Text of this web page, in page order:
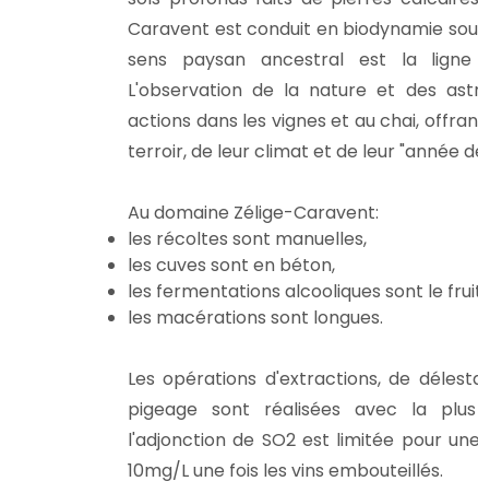
Caravent est conduit en biodynamie
sens paysan ancestral est la
L'observation de la nature et des
actions dans les vignes et au chai,
terroir, de leur climat et de leur "année
Au domaine Zélige-Caravent:
les récoltes sont manuelles,
les cuves sont en béton,
les fermentations alcooliques sont le
les macérations sont longues.
Les opérations d'extractions, de
pigeage sont réalisées avec la
l'adjonction de SO2 est limitée pour
10mg/L une fois les vins embouteillés.